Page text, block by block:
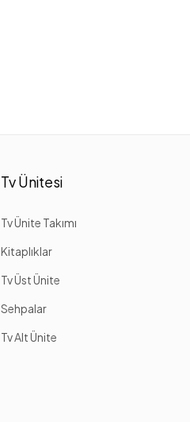
Tv Ünitesi
Tv Ünite Takımı
Kitaplıklar
Tv Üst Ünite
Sehpalar
Tv Alt Ünite